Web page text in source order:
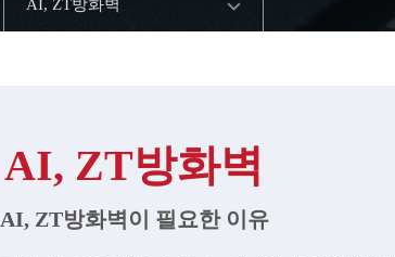
AI, ZT방화벽
AI, ZT방화벽
AI, ZT방화벽이 필요한 이유